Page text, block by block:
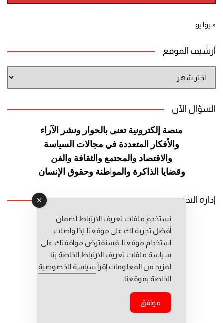
« يوليو
أرشيف الموقع
الموقع
السؤال الآن
منصة إلكترونية تعنى بالحوار ونشر الآراء
والأفكار المتعددة في مجالات السياسة
والاقتصاد والمجتمع والثقافة والفن
وقضايا الذاكرة والمواطنة وحقوق الإنسان
إدارة التحرير
رئيس التحرير: عبد الرحيم التوراني
رئيس التحرير المساعد: المعطي قبال
مديرة التحرير: فاطمة حوحو
جميع حقوق النشر محفوظة © 2026
نستخدم ملفات تعريف الارتباط لضمان
أفضل تجربة لك على موقعنا. إذا واصلت
استخدام موقعنا، فسنفترض موافقتك على
سياسة ملفات تعريف الارتباط الخاصة بنا.
لمزيد من المعلومات إقرأ سياسة الخصوصية
الخاصة بموقعنا.
موافق